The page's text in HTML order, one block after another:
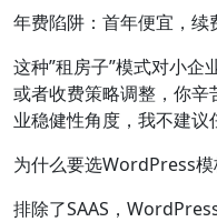
年费陷阱：首年便宜，
这种”租房子”模式对小企
或者收费策略调整，你
业稳健性角度，我不建议
为什么要选WordPress模
排除了SAAS，